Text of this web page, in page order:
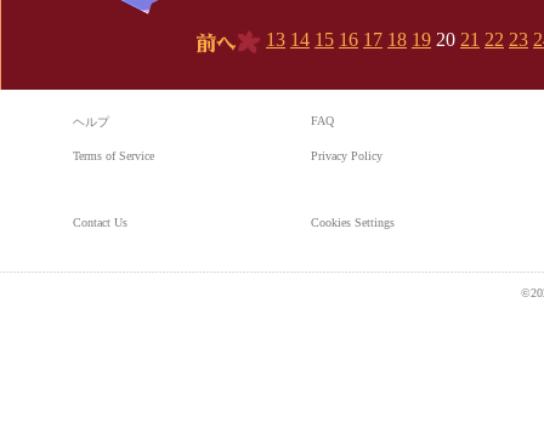
13 14 15 16 17 18 19 20 21 22 23
ヘルプ FAQ
Terms of Service Privacy Policy
Contact Us Cookies Settings